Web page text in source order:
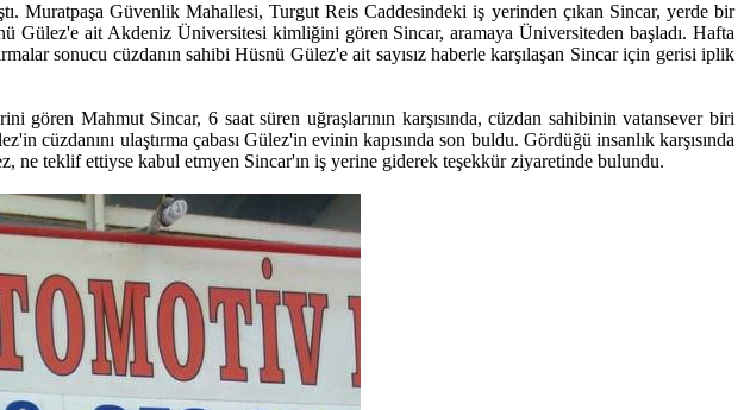
Muratpaşa Güvenlik Mahallesi, Turgut Reis Caddesindeki iş yerinden çıkan Sincar, yerde bir
Gülez'e ait Akdeniz Üniversitesi kimliğini gören Sincar, aramaya Üniversiteden başladı. Hafta
sonucu cüzdanın sahibi Hüsnü Gülez'e ait sayısız haberle karşılaşan Sincar için gerisi iplik
Mahmut Sincar, 6 saat süren uğraşlarının karşısında, cüzdan sahibinin vatansever biri
cüzdanını ulaştırma çabası Gülez'in evinin kapısında son buldu. Gördüğü insanlık karşısında
ne teklif ettiyse kabul etmyen Sincar'ın iş yerine giderek teşekkür ziyaretinde bulundu.